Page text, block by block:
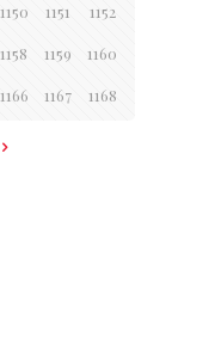
1150 1151 1152
1158 1159 1160
1166 1167 1168